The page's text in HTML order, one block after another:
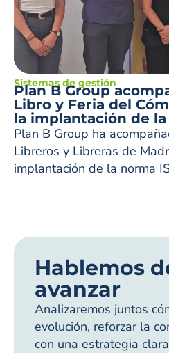
Sistemas de gestión
Plan B Group
Libro y Feria del
la implantación de la
Plan B Group ha
Libreros y Libreras de
implantación de la norma
Hablemos
avanzar
Analizaremos juntos
evolución, reforzar la
con una estrategia